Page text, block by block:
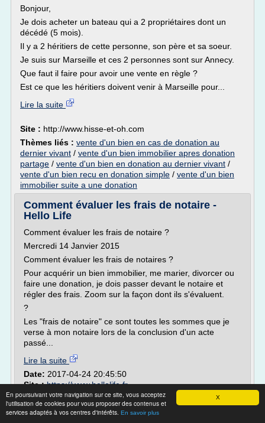
X
En poursuivant votre navigation sur ce site, vous acceptez
l'utilisation de cookies pour vous proposer des contenus et
services adaptés à vos centres d'intérêts. En savoir plus
Bonjour,
Je dois acheter un bateau qui a 2 propriétaires dont un
décédé (5 mois).
Il y a 2 héritiers de cette personne, son père et sa soeur.
Je suis sur Marseille et ces 2 personnes sont sur Annecy.
Que faut il faire pour avoir une vente en règle ?
Est ce que les héritiers doivent venir à Marseille pour...
Lire la suite
Site : http://www.hisse-et-oh.com
Thèmes liés : vente d'un bien en cas de donation au
dernier vivant / vente d'un bien immobilier apres donation
partage / vente d'un bien en donation au dernier vivant /
vente d'un bien recu en donation simple / vente d'un bien
immobilier suite a une donation
Comment évaluer les frais de notaire -
Hello Life
Comment évaluer les frais de notaire ?
Mercredi 14 Janvier 2015
Comment évaluer les frais de notaires ?
Pour acquérir un bien immobilier, me marier, divorcer ou
faire une donation, je dois passer devant le notaire et
régler des frais. Zoom sur la façon dont ils s'évaluent.
?
Les "frais de notaire" ce sont toutes les sommes que je
verse à mon notaire lors de la conclusion d'un acte
passé...
Lire la suite
Date: 2017-04-24 20:45:50
Site :https://www.hellolife.fr
Thèmes liés :frais notaire donation partage somme
d'argent/donation bien immobilier frais de notaire